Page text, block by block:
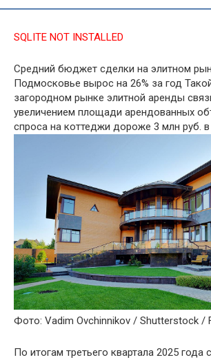
SQLITE NOT INSTALLED
Средний бюджет сделки на элитном
Подмосковье вырос на 26% за год
загородном рынке элитной аренды
увеличением площади арендованных
спроса на коттеджи дороже 3 млн руб.
Фото: Vadim Ovchinnikov / Shutterstock /
По итогам третьего квартала 2025